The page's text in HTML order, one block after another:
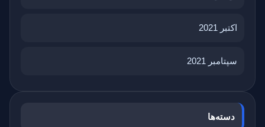
اکتبر 2021
سپتامبر 2021
دسته‌ها